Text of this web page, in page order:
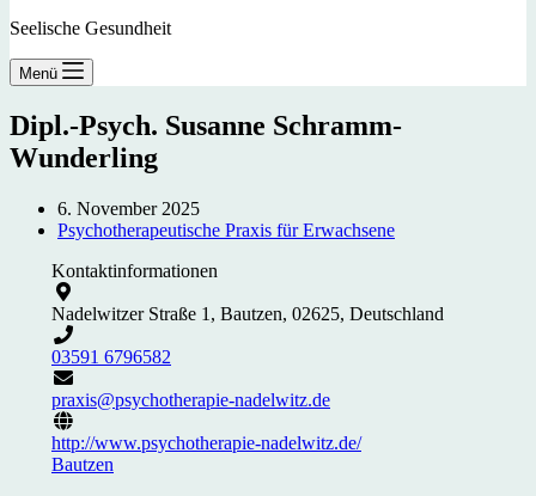
Seelische Gesundheit
Menü
Dipl.-Psych. Susanne Schramm-
Wunderling
6. November 2025
Psychotherapeutische Praxis für Erwachsene
Kontaktinformationen
Nadelwitzer Straße 1, Bautzen, 02625, Deutschland
03591 6796582
praxis@psychotherapie-nadelwitz.de
http://www.psychotherapie-nadelwitz.de/
Bautzen